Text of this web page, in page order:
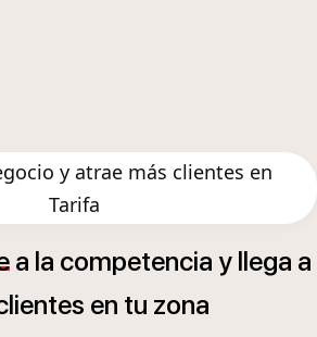
y atrae más clientes en
Tarifa
a la competencia y llega a
en tu zona